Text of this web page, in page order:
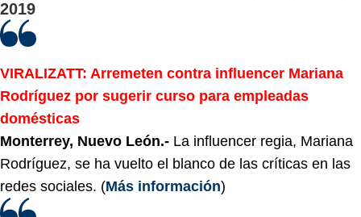
2019
VIRALIZATT: Arremeten contra influencer Mariana
Rodríguez por sugerir curso para empleadas
domésticas
Monterrey, Nuevo León.- La influencer regia, Mariana
Rodríguez, se ha vuelto el blanco de las críticas en las
redes sociales. (Más información)